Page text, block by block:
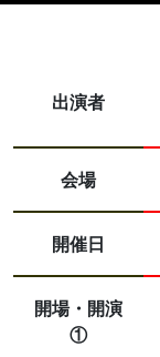
出演者
会場
開催日
開場・開演
①